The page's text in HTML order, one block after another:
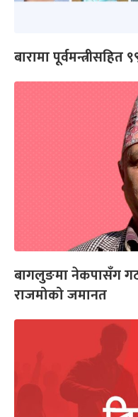
बारामा
बागलुङमा नेकपासँग
राजमोको जमानत